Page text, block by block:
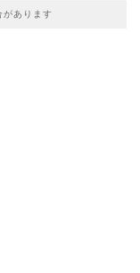
があります